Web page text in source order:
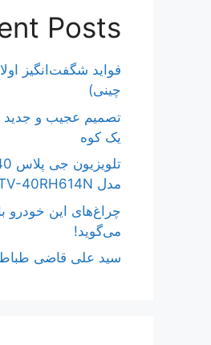
Posts
فواید شگفت‌انگیز
چینی)
تصمیم عجیب و جدید
یک کوه
مدل GTV-40RH614N
چراغ‌های این خودرو
می‌گوید!
سید علی قاضی